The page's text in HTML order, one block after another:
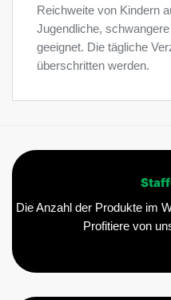
Reichweite von Kindern
Jugendliche,
geeignet. Die tägliche
überschritten werden.
Die Anzahl der Produkte im
Profitiere von